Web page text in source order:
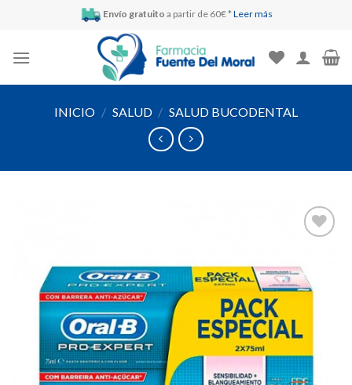
Envío gratuito a partir de 60€ * Leer más
INICIO / SALUD / SALUD BUCODENTAL
Añadir
a la
deseos